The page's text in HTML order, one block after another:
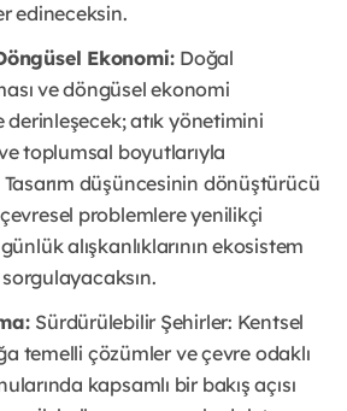
edineceksin.
Ekonomi: Doğal
ve döngüsel ekonomi
derinleşecek; atık yönetimini
toplumsal boyutlarıyla
düşüncesinin dönüştürücü
problemlere yenilikçi
alışkanlıklarının ekosistem
Sürdürülebilir Şehirler: Kentsel
temelli çözümler ve çevre odaklı
kapsamlı bir bakış açısı